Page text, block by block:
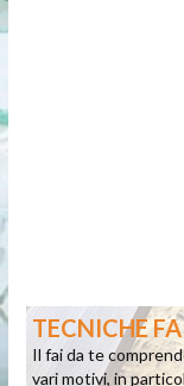
TECNICHE
Il fai da te
vari motivi, in